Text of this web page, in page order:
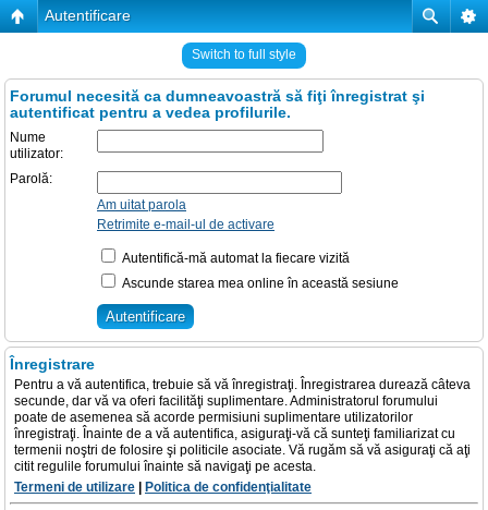
Autentificare
Switch to full style
Forumul necesită ca dumneavoastră să fiţi înregistrat şi
autentificat pentru a vedea profilurile.
Nume
utilizator:
Parolă:
Am uitat parola
Retrimite e-mail-ul de activare
Autentifică-mă automat la fiecare vizită
Ascunde starea mea online în această sesiune
Înregistrare
Pentru a vă autentifica, trebuie să vă înregistraţi. Înregistrarea durează câteva
secunde, dar vă va oferi facilităţi suplimentare. Administratorul forumului
poate de asemenea să acorde permisiuni suplimentare utilizatorilor
înregistraţi. Înainte de a vă autentifica, asiguraţi-vă că sunteţi familiarizat cu
termenii noştri de folosire şi politicile asociate. Vă rugăm să vă asiguraţi că aţi
citit regulile forumului înainte să navigaţi pe acesta.
Termeni de utilizare
Politica de confidenţialitate